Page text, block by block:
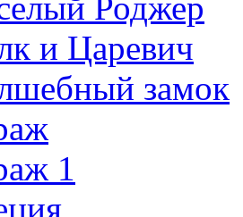
Роджер
и Царевич
замок
1